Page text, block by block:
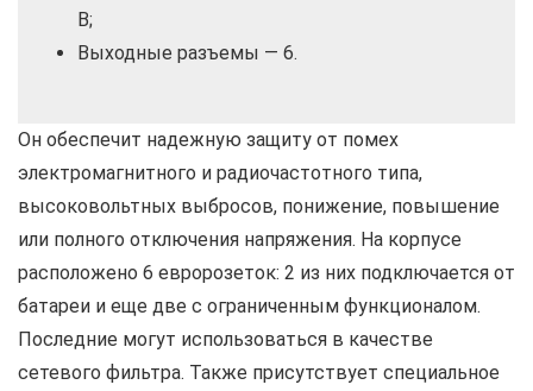
В;
Выходные разъемы — 6.
Он обеспечит надежную защиту от помех
электромагнитного и радиочастотного типа,
высоковольтных выбросов, понижение, повышение
или полного отключения напряжения. На корпусе
расположено 6 евророзеток: 2 из них подключается от
батареи и еще две с ограниченным функционалом.
Последние могут использоваться в качестве
сетевого фильтра. Также присутствует специальное